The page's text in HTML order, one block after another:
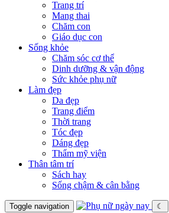
Trang trí
Mang thai
Chăm con
Giáo dục con
Sống khỏe
Chăm sóc cơ thể
Dinh dưỡng & vận động
Sức khỏe phụ nữ
Làm đẹp
Da đẹp
Trang điểm
Thời trang
Tóc đẹp
Dáng đẹp
Thẩm mỹ viện
Thân tâm trí
Sách hay
Sống chậm & cân bằng
Toggle navigation ☾